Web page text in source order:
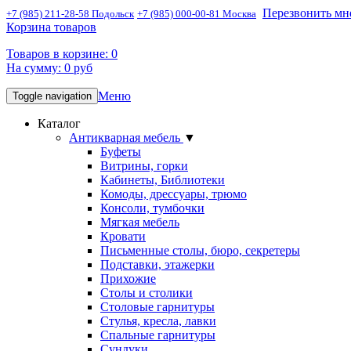
+7 (985) 211-28-58 Подольск +7 (985) 000-00-81 Москва Перезвонить
Корзина товаров
Товаров в корзине: 0
На сумму: 0 руб
Toggle navigation Меню
Каталог
Антикварная мебель ▼
Буфеты
Витрины, горки
Кабинеты, Библиотеки
Комоды, дрессуары, трюмо
Консоли, тумбочки
Мягкая мебель
Кровати
Письменные столы, бюро, секретеры
Подставки, этажерки
Прихожие
Столы и столики
Столовые гарнитуры
Стулья, кресла, лавки
Спальные гарнитуры